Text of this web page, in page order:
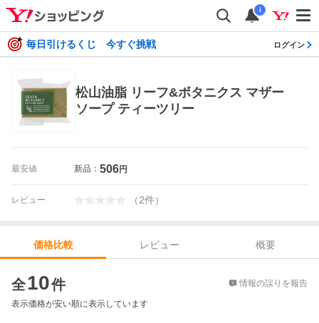
i
毎日引けるくじ 今すぐ挑戦 ログイン
松山油脂 リーフ&ボタニクス マザー
ソープ ティーツリー
最安値 新品： 506円
レビュー （2件）
価格比較 レビュー
概要
全10件 情報の誤りを報告
表示価格が安い順に表示しています